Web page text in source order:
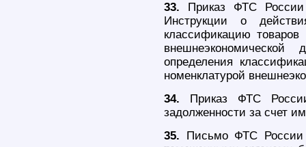
33. Приказ ФТС
Инструкции о
классификацию товаров
внешнеэкономической
определения
номенклатурой
34. Приказ ФТС
задолженности за счет
35. Письмо ФТС